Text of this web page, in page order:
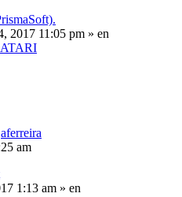
2017 11:05 pm » en
aferreira
am
1:13 am » en